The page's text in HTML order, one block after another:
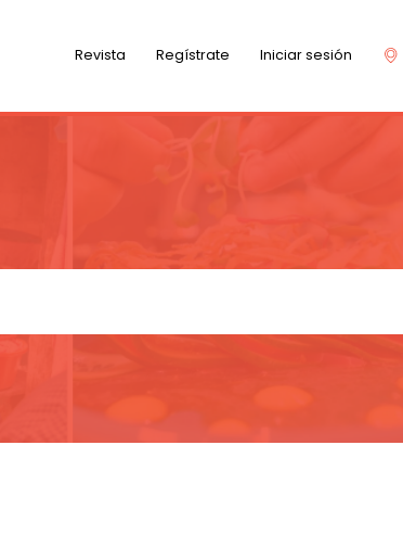
Revista Regístrate Iniciar sesión